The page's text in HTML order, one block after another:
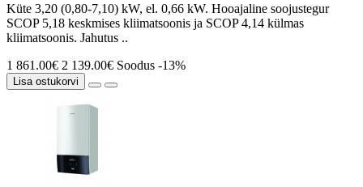
Küte 3,20 (0,80-7,10) kW, el. 0,66 kW. Hooajaline soojustegur
SCOP 5,18 keskmises kliimatsoonis ja SCOP 4,14 külmas
kliimatsoonis. Jahutus ..
1 861.00€ 2 139.00€ Soodus -13%
Lisa ostukorvi